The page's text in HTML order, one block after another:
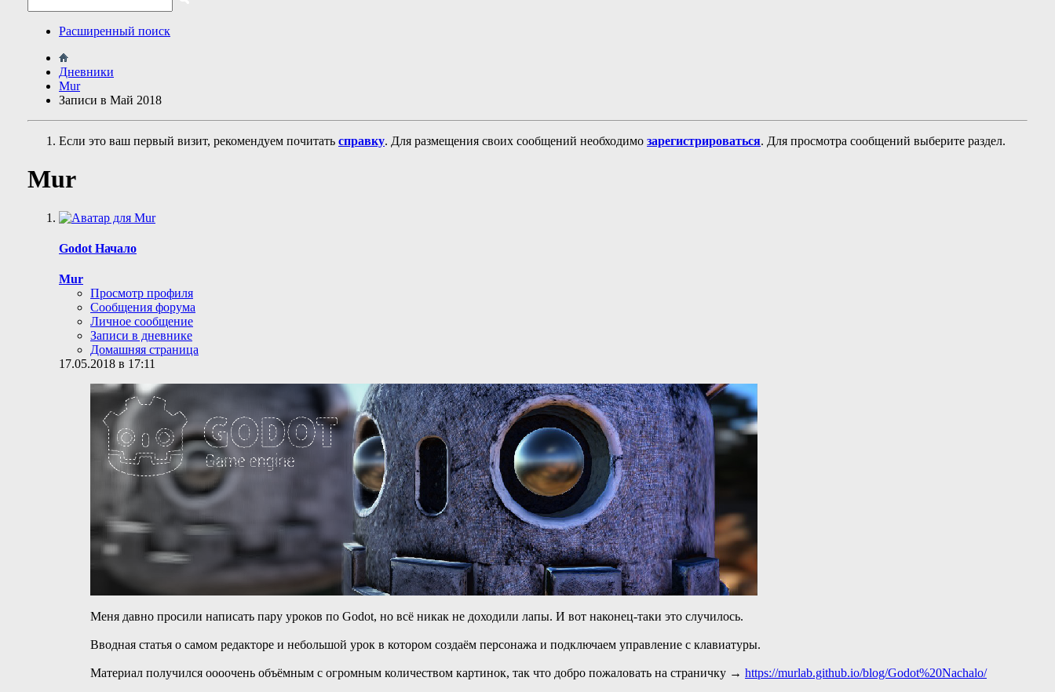
Расширенный поиск
Дневники
Mur
Записи в Май 2018
Если это ваш первый визит, рекомендуем почитать справку. Для размещения своих сообщений необходимо зарегистрироваться. Для просмотра сообщений выберите раздел.
Mur
Godot Начало
Mur
Просмотр профиля
Сообщения форума
Личное сообщение
Записи в дневнике
Домашняя страница
17.05.2018 в 17:11
Меня давно просили написать пару уроков по Godot, но всё никак не доходили лапы. И вот наконец-таки это случилось.
Вводная статья о самом редакторе и небольшой урок в котором создаём персонажа и подключаем управление с клавиатуры.
Материал получился оооочень объёмным с огромным количеством картинок, так что добро пожаловать на страничку → https://murlab.github.io/blog/Godot%20Nachalo/